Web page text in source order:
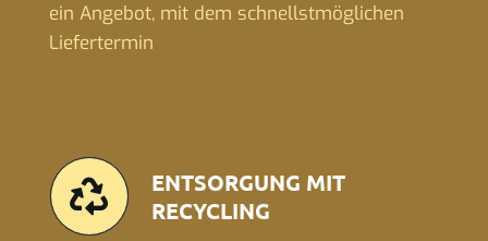
ein Angebot, mit dem schnellstmöglichen
Liefertermin
ENTSORGUNG MIT
RECYCLING